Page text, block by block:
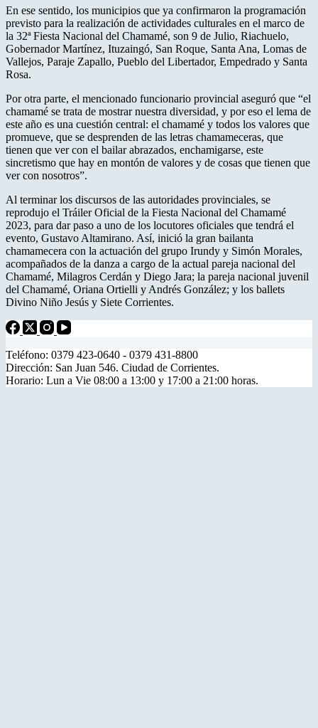
En ese sentido, los municipios que ya confirmaron la programación
previsto para la realización de actividades culturales en el marco de
la 32ª Fiesta Nacional del Chamamé, son 9 de Julio, Riachuelo,
Gobernador Martínez, Ituzaingó, San Roque, Santa Ana, Lomas de
Vallejos, Paraje Zapallo, Pueblo del Libertador, Empedrado y Santa
Rosa.
Por otra parte, el mencionado funcionario provincial aseguró que “el
chamamé se trata de mostrar nuestra diversidad, y por eso el lema de
este año es una cuestión central: el chamamé y todos los valores que
promueve, que se desprenden de las letras chamameceras, que
tienen que ver con el bailar abrazados, enchamigarse, este
sincretismo que hay en montón de valores y de cosas que tienen que
ver con nosotros”.
Al terminar los discursos de las autoridades provinciales, se
reprodujo el Tráiler Oficial de la Fiesta Nacional del Chamamé
2023, para dar paso a uno de los locutores oficiales que tendrá el
evento, Gustavo Altamirano. Así, inició la gran bailanta
chamamecera con la actuación del grupo Irundy y Simón Morales,
acompañados de la danza a cargo de la actual pareja nacional del
Chamamé, Milagros Cerdán y Diego Jara; la pareja nacional juvenil
del Chamamé, Oriana Ortielli y Andrés González; y los ballets
Divino Niño Jesús y Siete Corrientes.
Teléfono: 0379 423-0640 - 0379 431-8800
Dirección: San Juan 546. Ciudad de Corrientes.
Horario: Lun a Vie 08:00 a 13:00 y 17:00 a 21:00 horas.